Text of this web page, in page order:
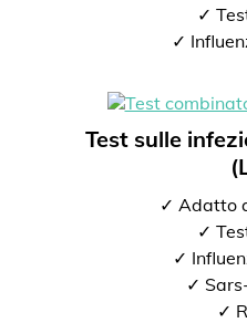
✓
✓
Test sulle
✓ Adatto
✓
✓
✓
✓